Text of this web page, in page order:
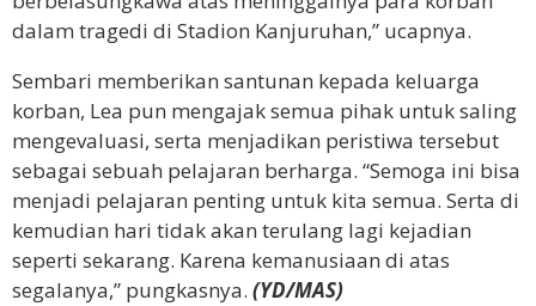
dalam tragedi di Stadion Kanjuruhan,” ucapnya.
Sembari memberikan santunan kepada keluarga
korban, Lea pun mengajak semua pihak untuk saling
mengevaluasi, serta menjadikan peristiwa tersebut
sebagai sebuah pelajaran berharga. “Semoga ini bisa
menjadi pelajaran penting untuk kita semua. Serta di
kemudian hari tidak akan terulang lagi kejadian
seperti sekarang. Karena kemanusiaan di atas
segalanya,” pungkasnya. (YD/MAS)